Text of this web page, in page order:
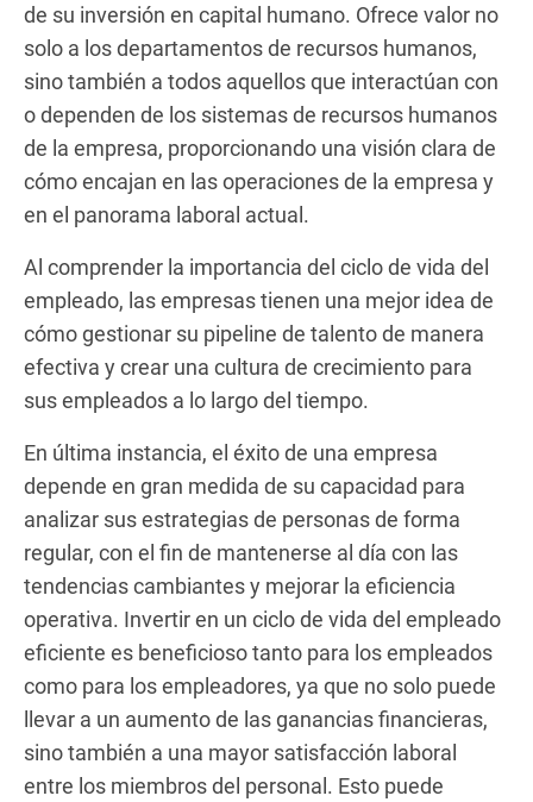
de su inversión en capital humano. Ofrece valor no
solo a los departamentos de recursos humanos,
sino también a todos aquellos que interactúan con
o dependen de los sistemas de recursos humanos
de la empresa, proporcionando una visión clara de
cómo encajan en las operaciones de la empresa y
en el panorama laboral actual.
Al comprender la importancia del ciclo de vida del
empleado, las empresas tienen una mejor idea de
cómo gestionar su pipeline de talento de manera
efectiva y crear una cultura de crecimiento para
sus empleados a lo largo del tiempo.
En última instancia, el éxito de una empresa
depende en gran medida de su capacidad para
analizar sus estrategias de personas de forma
regular, con el fin de mantenerse al día con las
tendencias cambiantes y mejorar la eficiencia
operativa. Invertir en un ciclo de vida del empleado
eficiente es beneficioso tanto para los empleados
como para los empleadores, ya que no solo puede
llevar a un aumento de las ganancias financieras,
sino también a una mayor satisfacción laboral
entre los miembros del personal. Esto puede